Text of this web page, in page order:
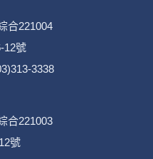
關服務、行銷、客戶
三人合作之行銷推廣
合221004
12號
3338
合221003
號